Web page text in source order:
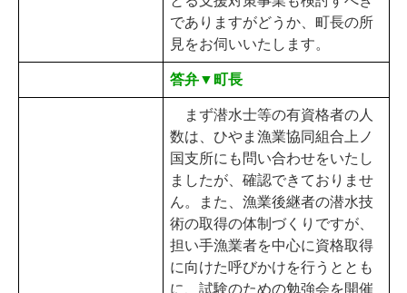
でありますがどうか、町長の所
見をお伺いいたします。
答弁▼町長
まず潜水士等の有資格者の人
数は、ひやま漁業協同組合上ノ
国支所にも問い合わせをいたし
ましたが、確認できておりませ
ん。また、漁業後継者の潜水技
術の取得の体制づくりですが、
担い手漁業者を中心に資格取得
に向けた呼びかけを行うととも
に、試験のための勉強会を開催